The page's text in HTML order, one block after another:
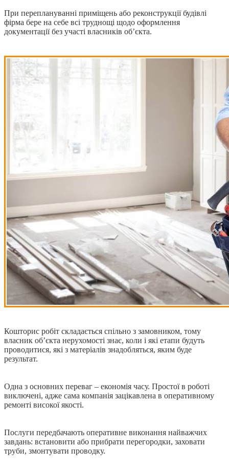
При переплануванні приміщень або реконструкції будівлі
фірма бере на себе всі труднощі щодо оформлення
документації без участі власників об’єкта.
Кошторис робіт складається спільно з замовником, тому
власник об’єкта нерухомості знає, коли і які етапи будуть
проводитися, які з матеріалів знадобляться, яким буде
результат.
Одна з основних переваг – економія часу. Простої в роботі
виключені, адже сама компанія зацікавлена в оперативному
ремонті високої якості.
Послуги передбачають оперативне виконання найважчих
завдань: встановити або прибрати перегородки, заховати
труби, змонтувати проводку.